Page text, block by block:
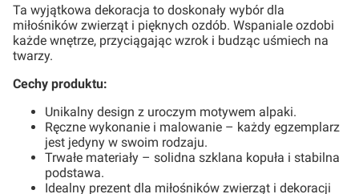
Ta wyjątkowa dekoracja to doskonały wybór dla
miłośników zwierząt i pięknych ozdób. Wspaniale ozdobi
każde wnętrze, przyciągając wzrok i budząc uśmiech na
twarzy.
Cechy produktu:
Unikalny design z uroczym motywem alpaki.
Ręczne wykonanie i malowanie – każdy egzemplarz
jest jedyny w swoim rodzaju.
Trwałe materiały – solidna szklana kopuła i stabilna
podstawa.
Idealny prezent dla miłośników zwierząt i dekoracji